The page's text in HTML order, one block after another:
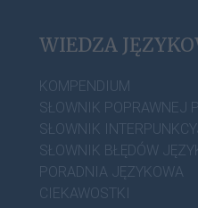
WIEDZA
KOMPENDIUM
SŁOWNIK POPRAWNEJ
SŁOWNIK
SŁOWNIK BŁĘDÓW
PORADNIA JĘZYKOWA
CIEKAWOSTKI